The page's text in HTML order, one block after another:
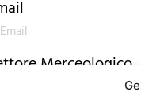
Merceologico